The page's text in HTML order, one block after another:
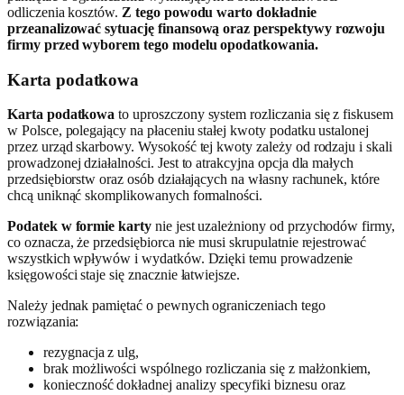
odliczenia kosztów. Z tego powodu warto dokładnie
przeanalizować sytuację finansową oraz perspektywy rozwoju
firmy przed wyborem tego modelu opodatkowania.
Karta podatkowa
Karta podatkowa to uproszczony system rozliczania się z fiskusem
w Polsce, polegający na płaceniu stałej kwoty podatku ustalonej
przez urząd skarbowy. Wysokość tej kwoty zależy od rodzaju i skali
prowadzonej działalności. Jest to atrakcyjna opcja dla małych
przedsiębiorstw oraz osób działających na własny rachunek, które
chcą uniknąć skomplikowanych formalności.
Podatek w formie kartynie jest uzależniony od przychodów firmy,
co oznacza, że przedsiębiorca nie musi skrupulatnie rejestrować
wszystkich wpływów i wydatków. Dzięki temu prowadzenie
księgowości staje się znacznie łatwiejsze.
Należy jednak pamiętać o pewnych ograniczeniach tego
rozwiązania:
rezygnacja z ulg,
brak możliwości wspólnego rozliczania się z małżonkiem,
konieczność dokładnej analizy specyfiki biznesu oraz